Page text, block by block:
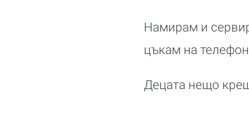
Намирам и
цъкам на
Децата нещо